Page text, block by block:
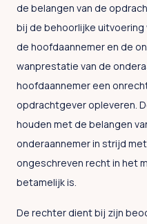
de belangen van de
bij de behoorlijke
de hoofdaannemer en de
wanprestatie van de
hoofdaannemer een
opdrachtgever opleveren.
houden met de belangen
onderaannemer in strijd
ongeschreven recht in het
betamelijk is.
De rechter dient bij zijn